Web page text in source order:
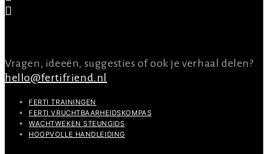
Vragen, ideeën, suggesties of ook je verhaal delen?
hello@fertifriend.nl
FERTI TRAININGEN
FERTI VRUCHTBAARHEIDSKOMPAS
WACHTWEKEN STEUNGIDS
HOOPVOLLE HANDLEIDING